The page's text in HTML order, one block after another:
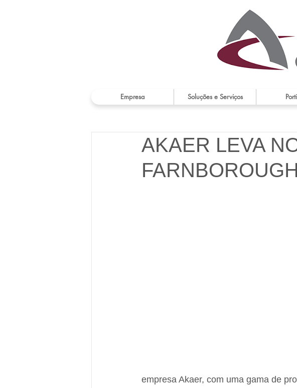
Empresa Soluções e Serviços
AKAER LEVA
empresa Akaer, com uma gama de